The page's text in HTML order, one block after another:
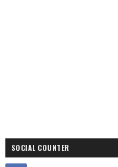
SOCIAL COUNTER